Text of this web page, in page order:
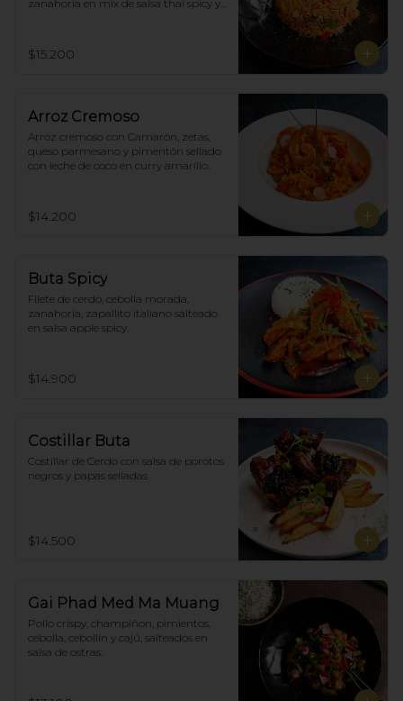
zanahoria en mix de salsa thai spicy y
$15.200
Arroz Cremoso
Arroz cremoso con Camarón, zetas,
queso parmesano y pimentón sellado
con leche de coco en curry amarillo.
$14.200
Buta Spicy
Filete de cerdo, cebolla morada,
zanahoria, zapallito italiano salteado
en salsa apple spicy.
$14.900
Costillar Buta
Costillar de Cerdo con salsa de porotos
negros y papas selladas
$14.500
Gai Phad Med Ma Muang
Pollo crispy, champiñon, pimientos,
cebolla, cebollín y cajú, salteados en
salsa de ostras.